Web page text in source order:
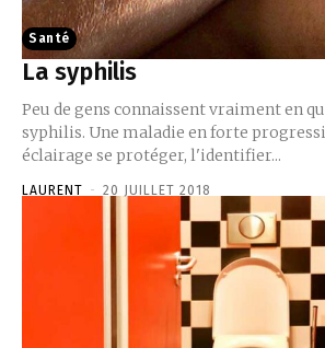
Santé
La syphilis
Peu de gens connaissent vraiment en
syphilis. Une maladie en forte
éclairage se protéger, l'identifier...
LAURENT - 20 JUILLET 2018